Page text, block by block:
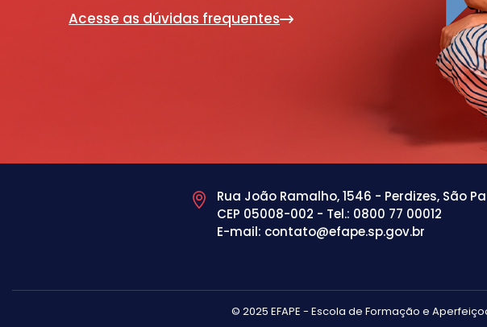
Acesse as dúvidas frequentes
Rua João Ramalho, 1546 - Perdizes, São
CEP 05008-002 - Tel.: 0800 77 00012
E-mail: contato@efape.sp.gov.br
© 2025 EFAPE - Escola de Formação e